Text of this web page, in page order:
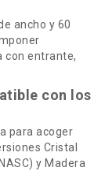
ancho y 60
con entrante,
con los
para acoger
Cristal
y Madera